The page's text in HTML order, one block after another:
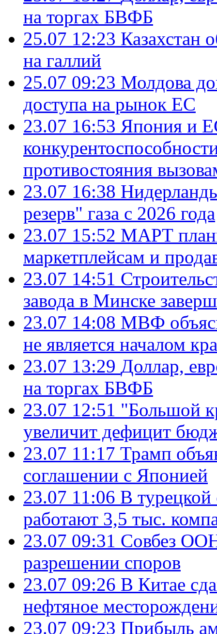
на торгах БВФБ
25.07 12:23 Казахстан
на галлий
25.07 09:23 Молдова
доступа на рынок ЕС
23.07 16:53 Япония и
противостояния
23.07 16:38
резерв" газа с 2026 года
23.07 15:52 МАРТ
маркетплейсам и
23.07 14:51
завода в Минске
23.07 14:08 МВФ
не является началом
23.07 13:29 Доллар,
на торгах БВФБ
23.07 12:51 "Большой
увеличит дефицит
23.07 11:17 Трамп
соглашении с Японией
23.07 11:06 В
работают 3,5 тыс.
23.07 09:31 Совбез
разрешении споров
23.07 09:26 В Китае
нефтяное
23.07 09:23 Прибыль